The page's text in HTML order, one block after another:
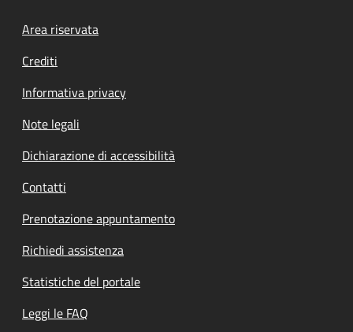
Footer menu
Area riservata
Crediti
Informativa privacy
Note legali
Dichiarazione di accessibilità
Contatti
Prenotazione appuntamento
Richiedi assistenza
Statistiche del portale
Leggi le FAQ